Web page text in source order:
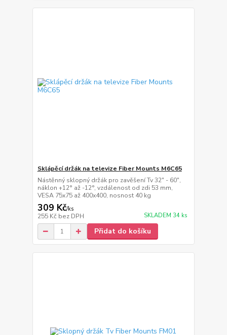
Sklápěcí držák na televize Fiber Mounts M6C65
Nástěnný sklopný držák pro zavěšení Tv 32" - 60",
náklon +12° až -12°, vzdálenost od zdi 53 mm,
VESA 75x75 až 400x400, nosnost 40 kg
309 Kč/ks
255 Kč bez DPH SKLADEM 34 ks
Přidat do košíku